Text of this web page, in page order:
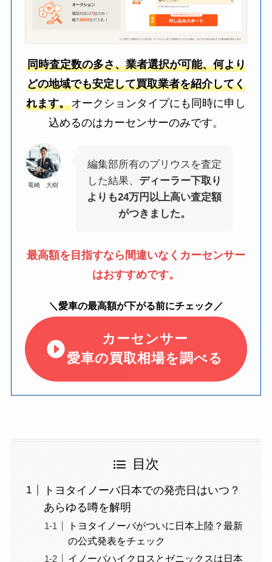
同時査定数の多さ、業者選択が可能、何より
どの地域でも安定して買取業者を紹介してく
れます。オークションタイプにも同時に申し
込めるのはカーセンサーのみです。
竜崎 大樹
編集部所有のプリウスを査定
した結果、 ディーラー下取り
よりも24万円以上高い査定額
がつきました。
最高額を目指すなら間違いなくカーセンサー
はおすすめです。
＼愛車の最高額が下がる前にチェック／
カーセンサー
愛車の買取相場を調べる
目次
トヨタイノーバ日本での発売日はいつ？
あらゆる噂を解明
トヨタイノーバがついに日本上陸？最新
の公式発表をチェック
イノーバハイクロスとゼニックスは日本